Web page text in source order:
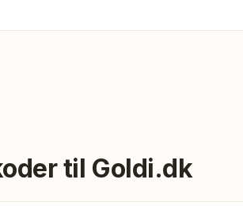
til Goldi.dk